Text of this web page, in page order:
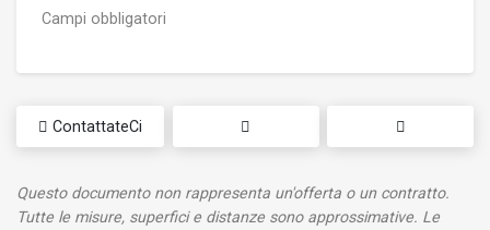
Campi obbligatori
ContattateCi
Questo documento non rappresenta un'offerta o un contratto.
Tutte le misure, superfici e distanze sono approssimative. Le